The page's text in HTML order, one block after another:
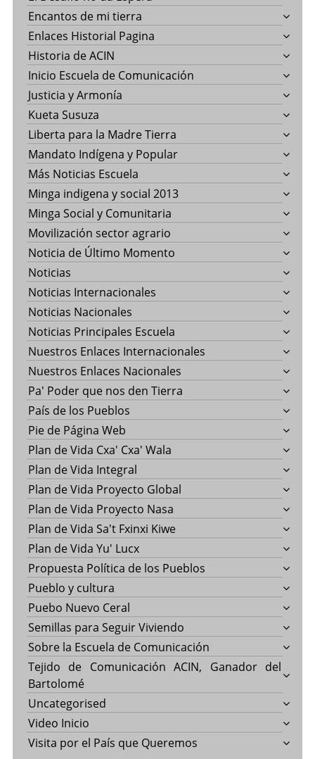
Encantos de mi tierra
Enlaces Historial Pagina
Historia de ACIN
Inicio Escuela de Comunicación
Justicia y Armonía
Kueta Susuza
Liberta para la Madre Tierra
Mandato Indígena y Popular
Más Noticias Escuela
Minga indigena y social 2013
Minga Social y Comunitaria
Movilización sector agrario
Noticia de Último Momento
Noticias
Noticias Internacionales
Noticias Nacionales
Noticias Principales Escuela
Nuestros Enlaces Internacionales
Nuestros Enlaces Nacionales
Pa' Poder que nos den Tierra
País de los Pueblos
Pie de Página Web
Plan de Vida Cxa' Cxa' Wala
Plan de Vida Integral
Plan de Vida Proyecto Global
Plan de Vida Proyecto Nasa
Plan de Vida Sa't Fxinxi Kiwe
Plan de Vida Yu' Lucx
Propuesta Política de los Pueblos
Pueblo y cultura
Puebo Nuevo Ceral
Semillas para Seguir Viviendo
Sobre la Escuela de Comunicación
Tejido de Comunicación ACIN, Ganador del
Bartolomé
Uncategorised
Video Inicio
Visita por el País que Queremos